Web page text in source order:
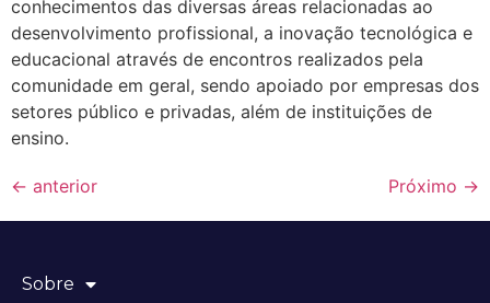
conhecimentos das diversas áreas relacionadas ao
desenvolvimento profissional, a inovação tecnológica e
educacional através de encontros realizados pela
comunidade em geral, sendo apoiado por empresas dos
setores público e privadas, além de instituições de
ensino.
← anterior Próximo →
Sobre